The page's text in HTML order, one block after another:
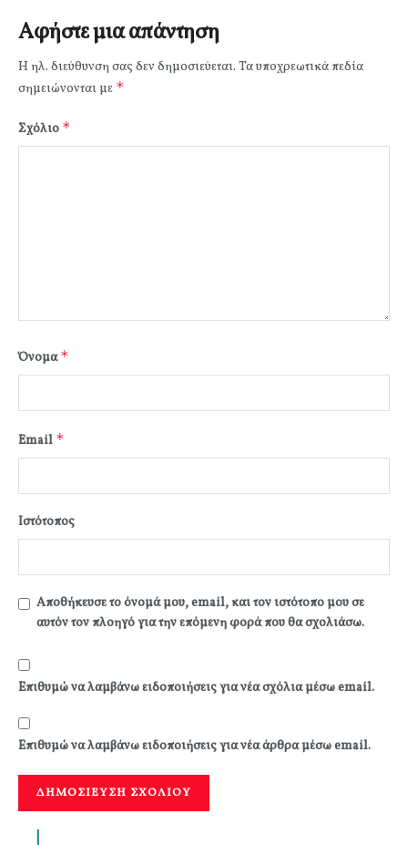
Αφήστε μια απάντηση
Η ηλ. διεύθυνση σας δεν δημοσιεύεται. Τα υποχρεωτικά πεδία
σημειώνονται με *
Σχόλιο *
Όνομα*
Email *
Ιστότοπος
Αποθήκευσε το όνομά μου, email, και τον ιστότοπο μου σε
αυτόν τον πλοηγό για την επόμενη φορά που θα σχολιάσω.
Επιθυμώ να λαμβάνω ειδοποιήσεις για νέα σχόλια μέσω email.
Επιθυμώ να λαμβάνω ειδοποιήσεις για νέα άρθρα μέσω email.